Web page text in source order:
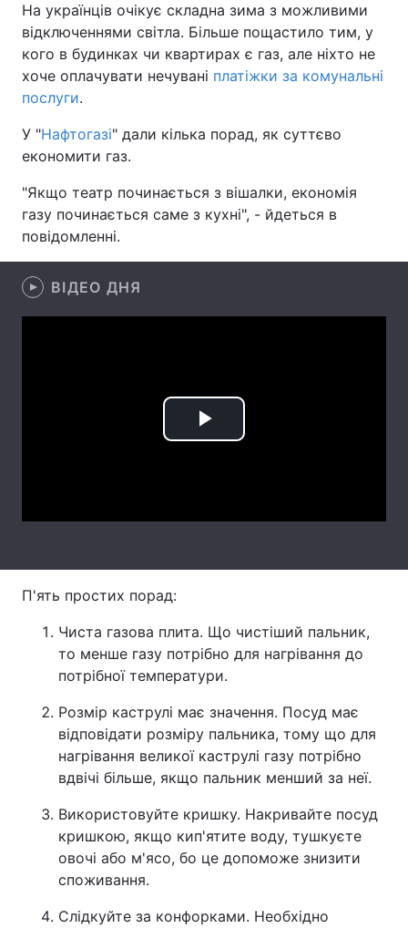
Головна Війна
Україна Політика
Економіка
Спорт Наука
Зброя Інциденти
Цікавинки
Статті
Послуги
Тема оформлення
На українців очікує складна зима з можливими
відключеннями світла. Більше пощастило тим, у
кого в будинках чи квартирах є газ, але ніхто не
хоче оплачувати нечувані платіжки за комунальні
послуги.
У "Нафтогазі" дали кілька порад, як суттєво
економити газ.
"Якщо театр починається з вішалки, економія
газу починається саме з кухні", - йдеться в
повідомленні.
ВІДЕО ДНЯ
Play
П'ять простих порад:
Чиста газова плита. Що чистіший пальник,
то менше газу потрібно для нагрівання до
потрібної температури.
Розмір каструлі має значення. Посуд має
відповідати розміру пальника, тому що для
нагрівання великої каструлі газу потрібно
вдвічі більше, якщо пальник менший за неї.
Використовуйте кришку. Накривайте посуд
кришкою, якщо кип'ятите воду, тушкуєте
овочі або м'ясо, бо це допоможе знизити
споживання.
Слідкуйте за конфорками. Необхідно